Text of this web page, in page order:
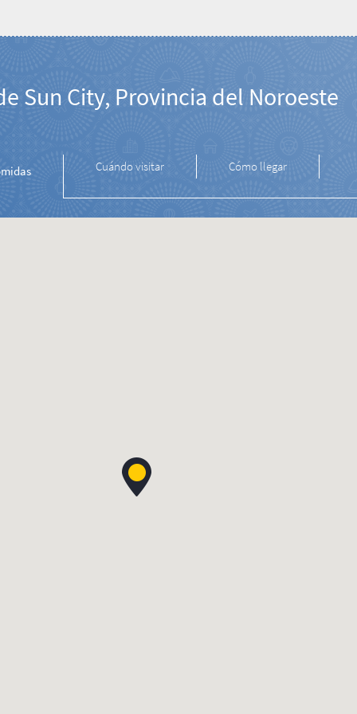
Sun City, Provincia del Noroeste
Cuándo visitar Cómo llegar